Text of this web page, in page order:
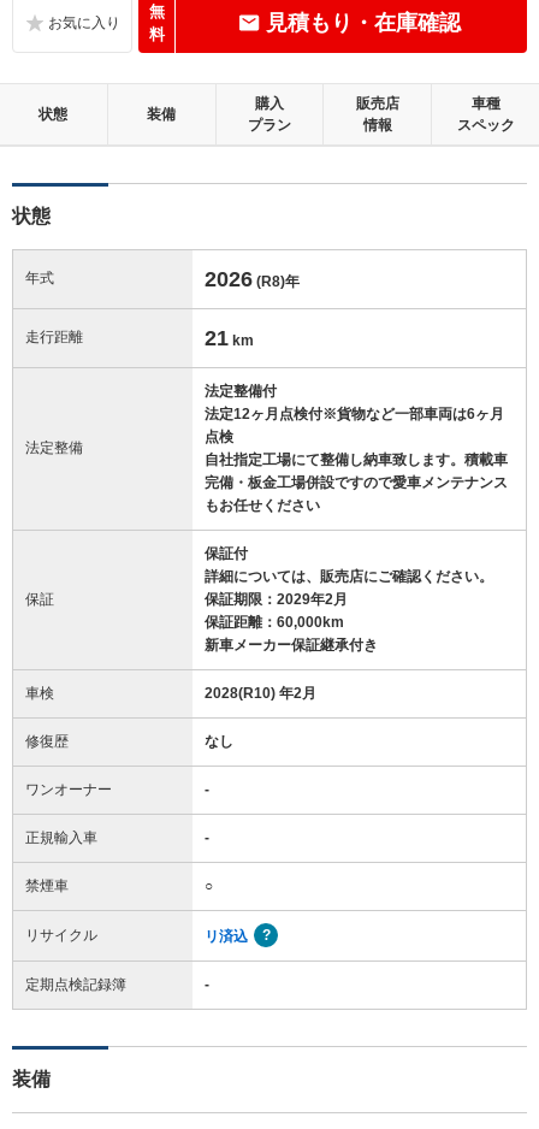
無
料
見積もり・在庫確認
状態 装備
購入
プラン
販売店
情報
車種
スペック
状態
年式 2026 (R8)年
走行距離 21 km
法定整備
法定整備付
法定12ヶ月点検付※貨物など一部車両は6ヶ月
点検
自社指定工場にて整備し納車致します。積載車
完備・板金工場併設ですので愛車メンテナンス
もお任せください
保証
保証付
詳細については、販売店にご確認ください。
保証期限：2029年2月
保証距離：60,000km
新車メーカー保証継承付き
車検 2028(R10) 年2月
修復歴 なし
ワンオーナー -
正規輸入車 -
禁煙車 ○
リサイクル リ済込
定期点検記録簿 -
装備